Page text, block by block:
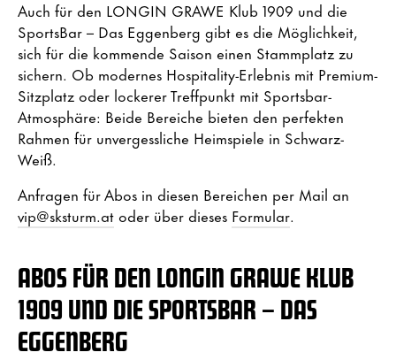
Auch für den LONGIN GRAWE Klub 1909 und die
SportsBar – Das Eggenberg gibt es die Möglichkeit,
sich für die kommende Saison einen Stammplatz zu
sichern. Ob modernes Hospitality-Erlebnis mit Premium-
Sitzplatz oder lockerer Treffpunkt mit Sportsbar-
Atmosphäre: Beide Bereiche bieten den perfekten
Rahmen für unvergessliche Heimspiele in Schwarz-
Weiß.
Anfragen für Abos in diesen Bereichen per Mail an
vip@sksturm.at oder über dieses Formular.
ABOS FÜR DEN LONGIN GRAWE KLUB
1909 UND DIE SPORTSBAR – DAS
EGGENBERG